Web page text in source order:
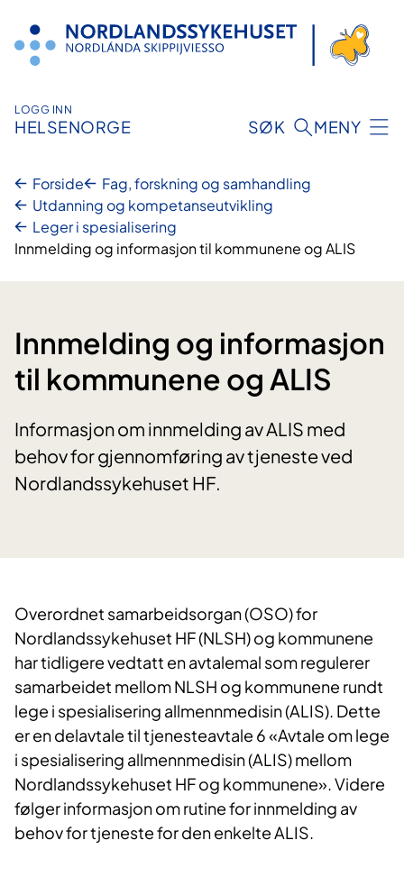
innhold
LOGG INN
HELSENORGE SØK MENY
Forside
Fag, forskning og samhandling
Utdanning og kompetanseutvikling
Leger i spesialisering
Innmelding og informasjon til kommunene og ALIS
Innmelding og informasjon
til kommunene og ALIS
Informasjon om innmelding av ALIS med
behov for gjennomføring av tjeneste ved
Nordlandssykehuset HF.
Overordnet samarbeidsorgan (OSO) for
Nordlandssykehuset HF (NLSH) og kommunene
har tidligere vedtatt en avtalemal som regulerer
samarbeidet mellom NLSH og kommunene rundt
lege i spesialisering allmennmedisin (ALIS). Dette
er en delavtale til tjenesteavtale 6 «Avtale om lege
i spesialisering allmennmedisin (ALIS) mellom
Nordlandssykehuset HF og kommunene». Videre
følger informasjon om rutine for innmelding av
behov for tjeneste for den enkelte ALIS.